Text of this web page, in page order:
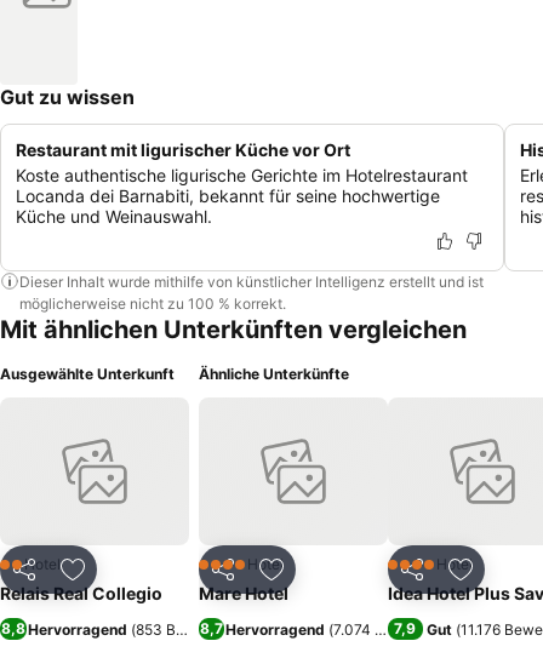
Gut zu wissen
Restaurant mit ligurischer Küche vor Ort
Koste authentische ligurische Gerichte im Hotelrestaurant
Locanda dei Barnabiti, bekannt für seine hochwertige
Küche und Weinauswahl.
Dieser Inhalt wurde mithilfe von künstlicher Intelligenz erstellt und ist
möglicherweise nicht zu 100 % korrekt.
Mit ähnlichen Unterkünften vergleichen
Ausgewählte Unterkunft
Teilen Zu Favoriten hinzufügen
2 Sterne
Hotel
Relais Real Collegio
8,8Hervorragend (853 Bewertungen)
Ähnliche Unterkünfte
Teilen Zu Favoriten hinzufügen
4 SterneHotel
Mare Hotel
8,7Hervorragend (7.074 Bewertungen)
Teilen Zu
4 SterneHotel
Idea Hotel Plus
7,9 Gut (11.176